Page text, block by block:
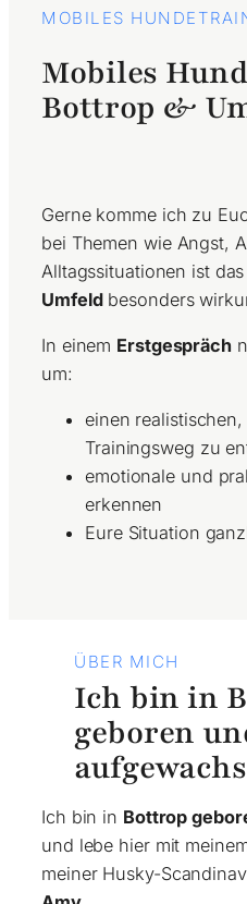
MOBILES
Mobiles
Bottrop &
Gerne komme ich zu
bei Themen wie Angst,
Alltagssituationen ist
Umfeldbesonders
In einem Erstgespräch
um:
einen
Trainingsweg zu
emotionale und
erkennen
Eure Situation
ÜBER MICH
Ich bin in
geboren
Ich bin in Bottrop
und lebe hier mit
meiner Husky-